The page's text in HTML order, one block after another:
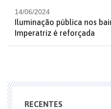
14/06/2024
Iluminação pública nos
Imperatriz é reforçada
RECENTES